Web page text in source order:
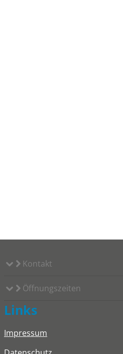
Kontakt
Öffnungszeiten
Links
Impressum